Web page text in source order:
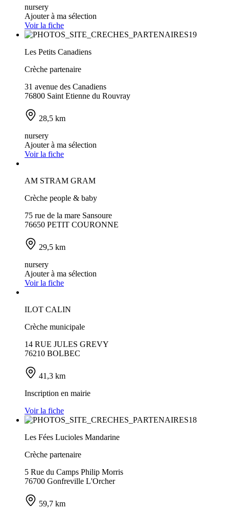
nursery
Ajouter à ma sélection
Voir la fiche
Les Petits Canadiens
Crèche partenaire
31 avenue des Canadiens
76800 Saint Etienne du Rouvray
28,5 km
nursery
Ajouter à ma sélection
Voir la fiche
AM STRAM GRAM
Crèche people & baby
75 rue de la mare Sansoure
76650 PETIT COURONNE
29,5 km
nursery
Ajouter à ma sélection
Voir la fiche
ILOT CALIN
Crèche municipale
14 RUE JULES GREVY
76210 BOLBEC
41,3 km
Inscription en mairie
Voir la fiche
Les Fées Lucioles Mandarine
Crèche partenaire
5 Rue du Camps Philip Morris
76700 Gonfreville L'Orcher
59,7 km